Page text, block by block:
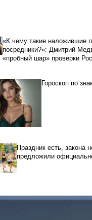
«К чему такие наложившие
посредники?»: Дмитрий
«пробный шар» проверки
Гороскоп по
Праздник есть, закона
предложили